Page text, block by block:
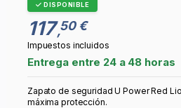
DISPONIBLE
117 ,50 €
Impuestos incluidos
Entrega entre 24 a 48 horas
Zapato de seguridad U Power Red
máxima protección.